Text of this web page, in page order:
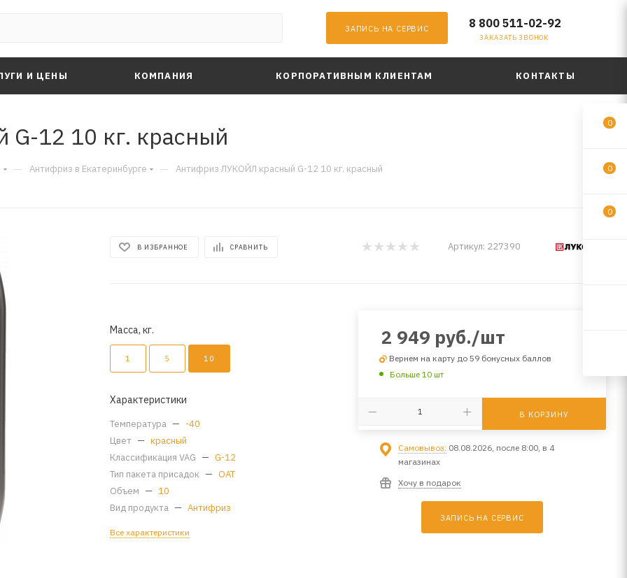
ЗАПИСЬ НА СЕРВИС 8 800 511-02-92
ЗАКАЗАТЬ ЗВОНОК
И ЦЕНЫ КОМПАНИЯ КОРПОРАТИВНЫМ КЛИЕНТАМ КОНТАКТЫ
12 10 кг. красный
— Антифриз в Екатеринбурге — Антифриз ЛУКОЙЛ красный G-12 10 кг. красный
В ИЗБРАННОЕ СРАВНИТЬ Артикул: 227390
Масса, кг.
1 5 10
Характеристики
Температура — -40
Цвет — красный
Классификация VAG — G-12
Тип пакета присадок — OAT
Объем — 10
Вид продукта — Антифриз
Все характеристики
2 949 руб./шт
Вернем на карту до 59 бонусных баллов
Больше 10 шт
В КОРЗИНУ
Самовывоз: 08.08.2026, после 8:00, в 4
магазинах
Хочу в подарок
ЗАПИСЬ НА СЕРВИС
0
0
0